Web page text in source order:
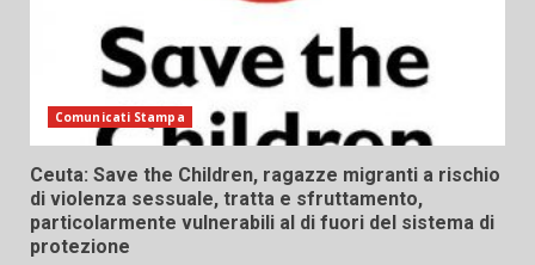
Comunicati Stampa
Ceuta: Save the Children, ragazze migranti a rischio
di violenza sessuale, tratta e sfruttamento,
particolarmente vulnerabili al di fuori del sistema di
protezione